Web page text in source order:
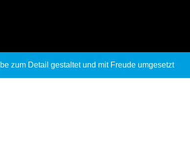
zum Detail gestaltet und mit Freude umgesetzt